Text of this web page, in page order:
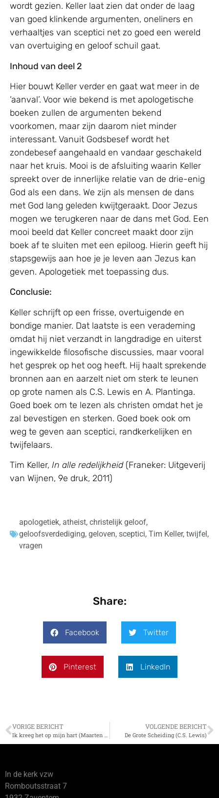
wordt gezien. Keller laat zien dat onder de laag
van goed klinkende argumenten, oneliners en
verhaaltjes van sceptici net zo goed een wereld
van overtuiging en geloof schuil gaat.
Inhoud van deel 2
Hier bouwt Keller verder en gaat wat meer in de
‘aanval’. Voor wie bekend is met apologetische
boeken zullen de argumenten bekend
voorkomen, maar zijn daarom niet minder
interessant. Vanuit Godsbesef wordt het
zondebesef aangehaald en vandaar geschakeld
naar het kruis. Mooi is de afsluiting waarin Keller
spreekt over de innerlijke relatie van de drie-enig
God als een dans. We zijn als mensen de dans
met God lang geleden kwijtgeraakt. Door Jezus
mogen we terugkeren naar de dans met God. Een
mooi beeld dat Keller concreet maakt door zijn
boek af te sluiten met een epiloog. Hierin geeft hij
stapsgewijs aan hoe je je leven aan Jezus kan
geven. Apologetiek met toepassing dus.
Conclusie:
Keller schrijft op een frisse, overtuigende en
bondige manier. Dat laatste is een verademing
omdat hij niet verzandt in langdradige en uiterst
ingewikkelde filosofische discussies, maar vooral
het gesprek op het oog heeft. Hij haalt sprekende
bronnen aan en aarzelt niet om sterk te leunen
op grote namen als C.S. Lewis en A. Plantinga.
Goed boek om te lezen als christen omdat het je
zal bevestigen en sterken. Goed boek ook om
weg te geven aan sceptici, randkerkelijken en
twijfelaars.
Tim Keller, In alle redelijkheid (Franeker: Uitgeverij
van Wijnen, 9e druk, 2011)
apologetiek, atheist, christelijk geloof,
geloofsverdediging, geloven, sceptici, Tim Keller, twijfel ,
vragen
Share:
Facebook Twitter
Pinterest LinkedIn
VORIGE BERICHT
Ik kreeg het op mijn hart (Maarten Vermeulen)
VOLGENDE BERICHT
De Grote Scheiding (C.S. Lewis)
In de kerk vzw
Romboutsstraat 7